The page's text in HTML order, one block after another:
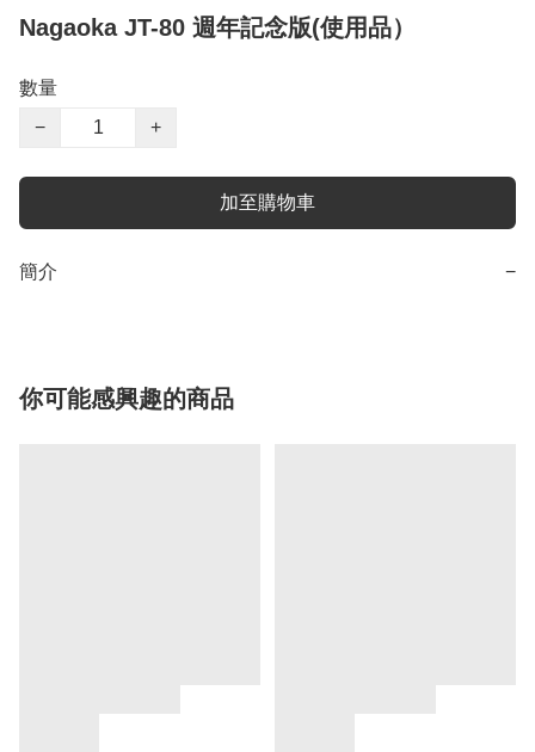
Nagaoka JT-80 週年記念版(使用品）
數量
−
+
加至購物車
簡介 −
你可能感興趣的商品